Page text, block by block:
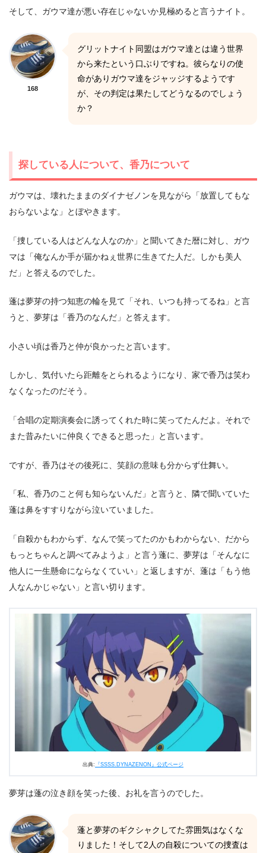
そして、ガウマ達が悪い存在じゃないか見極めると言うナイト。
168
グリットナイト同盟はガウマ達とは違う世界
から来たという口ぶりですね。彼らなりの使
命がありガウマ達をジャッジするようです
が、その判定は果たしてどうなるのでしょう
か？
探している人について、香乃について
ガウマは、壊れたままのダイナゼノンを見ながら「放置してもな
おらないよな」とぼやきます。
「捜している人はどんな人なのか」と聞いてきた暦に対し、ガウ
マは「俺なんか手が届かねぇ世界に生きてた人だ。しかも美人
だ」と答えるのでした。
蓬は夢芽の持つ知恵の輪を見て「それ、いつも持ってるね」と言
うと、夢芽は「香乃のなんだ」と答えます。
小さい頃は香乃と仲が良かったと言います。
しかし、気付いたら距離をとられるようになり、家で香乃は笑わ
なくなったのだそう。
「合唱の定期演奏会に誘ってくれた時に笑ってたんだよ。それで
また昔みたいに仲良くできると思った」と言います。
ですが、香乃はその後死に、笑顔の意味も分からず仕舞い。
「私、香乃のこと何も知らないんだ」と言うと、隣で聞いていた
蓬は鼻をすすりながら泣いていました。
「自殺かもわからず、なんで笑ってたのかもわからない、だから
もっとちゃんと調べてみようよ」と言う蓬に、夢芽は「そんなに
他人に一生懸命にならなくていい」と返しますが、蓬は「もう他
人なんかじゃない」と言い切ります。
出典: 『SSSS.DYNAZENON』公式ページ
夢芽は蓬の泣き顔を笑った後、お礼を言うのでした。
蓬と夢芽のギクシャクしてた雰囲気はなくな
りました！そして2人の自殺についての捜査は